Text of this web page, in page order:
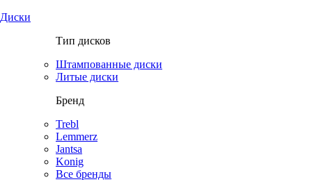
Диски
Тип дисков
Штампованные диски
Литые диски
Бренд
Trebl
Lemmerz
Jantsa
Konig
Все бренды